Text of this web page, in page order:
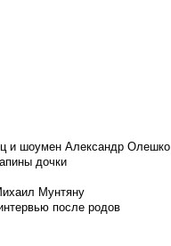
и шоумен Александр Олешко
дочки
Мунтяну
после родов